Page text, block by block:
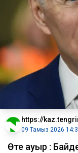
https://
09 Тамыз 2026
Өте ауыр :